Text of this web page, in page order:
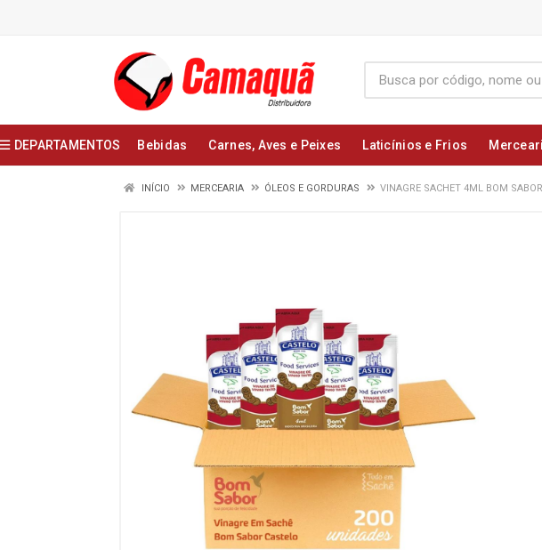
DEPARTAMENTOS Bebidas Carnes, Aves e Peixes Laticínios e Frios
INÍCIO MERCEARIA ÓLEOS E GORDURAS VINAGRE SACHET 4ML BOM